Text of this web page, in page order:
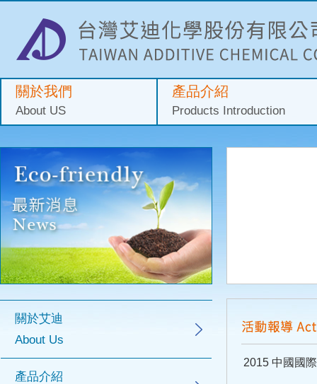
關於我們
About US
產品介紹
Products Introduction
關於艾迪
About Us
產品介紹
2015 中國國